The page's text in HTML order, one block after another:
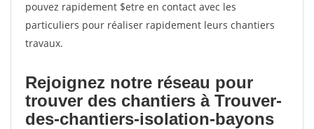
pouvez rapidement $etre en contact avec les
particuliers pour réaliser rapidement leurs chantiers
travaux.
Rejoignez notre réseau pour
trouver des chantiers à Trouver-
des-chantiers-isolation-bayons